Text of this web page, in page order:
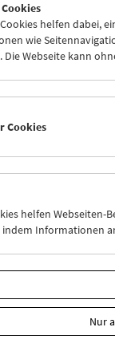
04
Mi 28.7.
helfen dabei,
wie
Die Webseite kann
Cookies
helfen Webseiten-
indem Informationen
Nur